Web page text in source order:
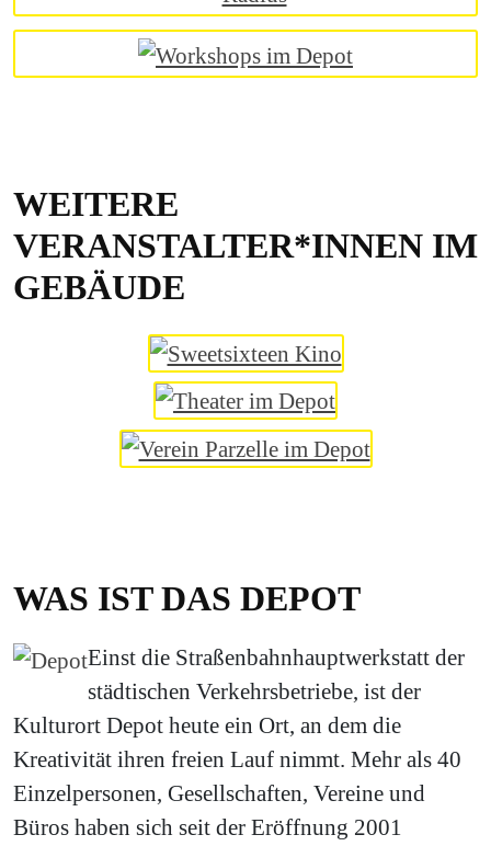
WEITERE
VERANSTALTER*INNEN IM
GEBÄUDE
WAS IST DAS DEPOT
Einst die Straßenbahnhauptwerkstatt der
städtischen Verkehrsbetriebe, ist der
Kulturort Depot heute ein Ort, an dem die
Kreativität ihren freien Lauf nimmt. Mehr als 40
Einzelpersonen, Gesellschaften, Vereine und
Büros haben sich seit der Eröffnung 2001